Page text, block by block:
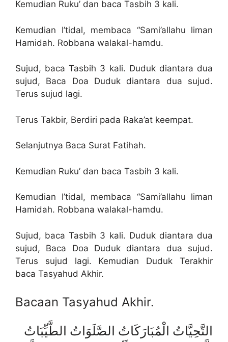
Kemudian Ruku’ dan baca Tasbih 3 kali.
Kemudian I’tidal, membaca “Sami’allahu liman
Hamidah. Robbana walakal-hamdu.
Sujud, baca Tasbih 3 kali. Duduk diantara dua
sujud, Baca Doa Duduk diantara dua sujud.
Terus sujud lagi.
Terus Takbir, Berdiri pada Raka’at keempat.
Selanjutnya Baca Surat Fatihah.
Kemudian Ruku’ dan baca Tasbih 3 kali.
Kemudian I’tidal, membaca “Sami’allahu liman
Hamidah. Robbana walakal-hamdu.
Sujud, baca Tasbih 3 kali. Duduk diantara dua
sujud, Baca Doa Duduk diantara dua sujud.
Terus sujud lagi. Kemudian Duduk Terakhir
baca Tasyahud Akhir.
Bacaan Tasyahud Akhir.
التَّحِيَّاتُ الْمُبَارَكَاتُ الصَّلَوَاتُ الطَّيِّبَاتُ